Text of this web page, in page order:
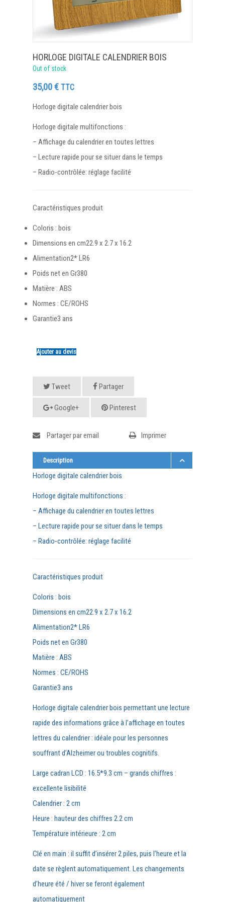
HORLOGE DIGITALE CALENDRIER BOIS
Out of stock
35,00€ TTC
Horloge digitale calendrier bois
Horloge digitale multifonctions :
– Affichage du calendrier en toutes lettres
– Lecture rapide pour se situer dans le temps
– Radio-contrôlée: réglage facilité
Caractéristiques produit
Coloris : bois
Dimensions en cm22.9 x 2.7 x 16.2
Alimentation2* LR6
Poids net en Gr380
Matière : ABS
Normes : CE/ROHS
Garantie3 ans
Ajouter au devis
Tweet Partager
Google+ Pinterest
Imprimer
Partager par email
Description
Horloge digitale calendrier bois
Horloge digitale multifonctions :
– Affichage du calendrier en toutes lettres
– Lecture rapide pour se situer dans le temps
– Radio-contrôlée: réglage facilité
Caractéristiques produit
Coloris : bois
Dimensions en cm22.9 x 2.7 x 16.2
Alimentation2* LR6
Poids net en Gr380
Matière : ABS
Normes : CE/ROHS
Garantie3 ans
Horloge digitale calendrier bois permettant une lecture
rapide des informations grâce à l’affichage en toutes
lettres du calendrier : idéale pour les personnes
souffrant d’Alzheimer ou troubles cognitifs.
Large cadran LCD : 16.5*9.3 cm – grands chiffres :
excellente lisibilité
Calendrier : 2 cm
Heure : hauteur des chiffres 2.2 cm
Température intérieure : 2 cm
Clé en main : il suffit d’insérer 2 piles, puis l’heure et la
date se règlent automatiquement. Les changements
d’heure été / hiver se feront également
automatiquement